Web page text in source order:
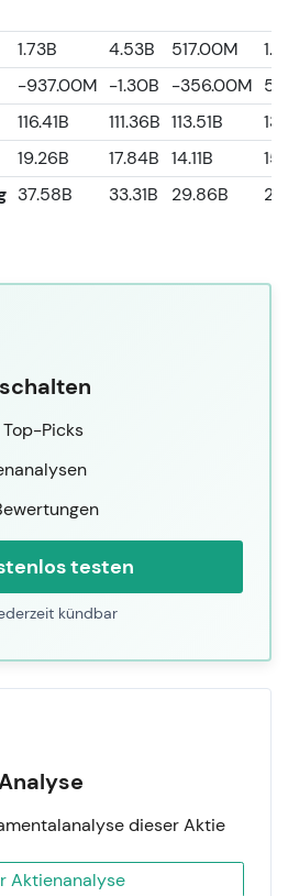
1.73B 4.53B 517.00M
-937.00M -1.30B -356.00M
116.41B 111.36B 113.51B
19.26B 17.84B 14.11B
37.58B 33.31B 29.86B
Picks
testen
kündbar
dieser Aktie
Aktienanalyse